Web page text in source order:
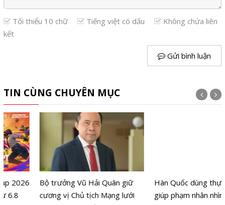
Tối thiểu 10 chữ Tiếng việt có dấu
Không chứa liên
kết
Gửi bình luận
TIN CÙNG CHUYÊN MỤC
Bộ trưởng Vũ Hải Quân giữ
cương vị Chủ tịch Mạng lưới
Hàn Quốc dùng thực tế ảo
giúp phạm nhân nhìn tội ác từ